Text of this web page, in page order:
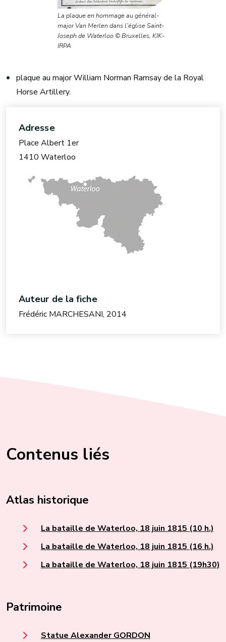
La plaque en hommage au général-
major Van Merlen dans l’église Saint-
Joseph de Waterloo © Bruxelles, KIK-
IRPA
plaque au major William Norman Ramsay de la Royal
Horse Artillery.
Adresse
Place Albert 1er
1410 Waterloo
Auteur de la fiche
Frédéric MARCHESANI, 2014
Contenus liés
Atlas historique
La bataille de Waterloo, 18 juin 1815 (10 h.)
La bataille de Waterloo, 18 juin 1815 (16 h.)
La bataille de Waterloo, 18 juin 1815 (19h30)
Patrimoine
Statue Alexander GORDON